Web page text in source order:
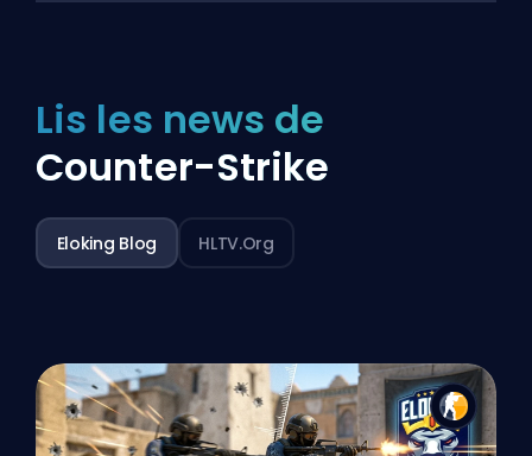
Lis les news de
Counter-Strike
Eloking Blog HLTV.org